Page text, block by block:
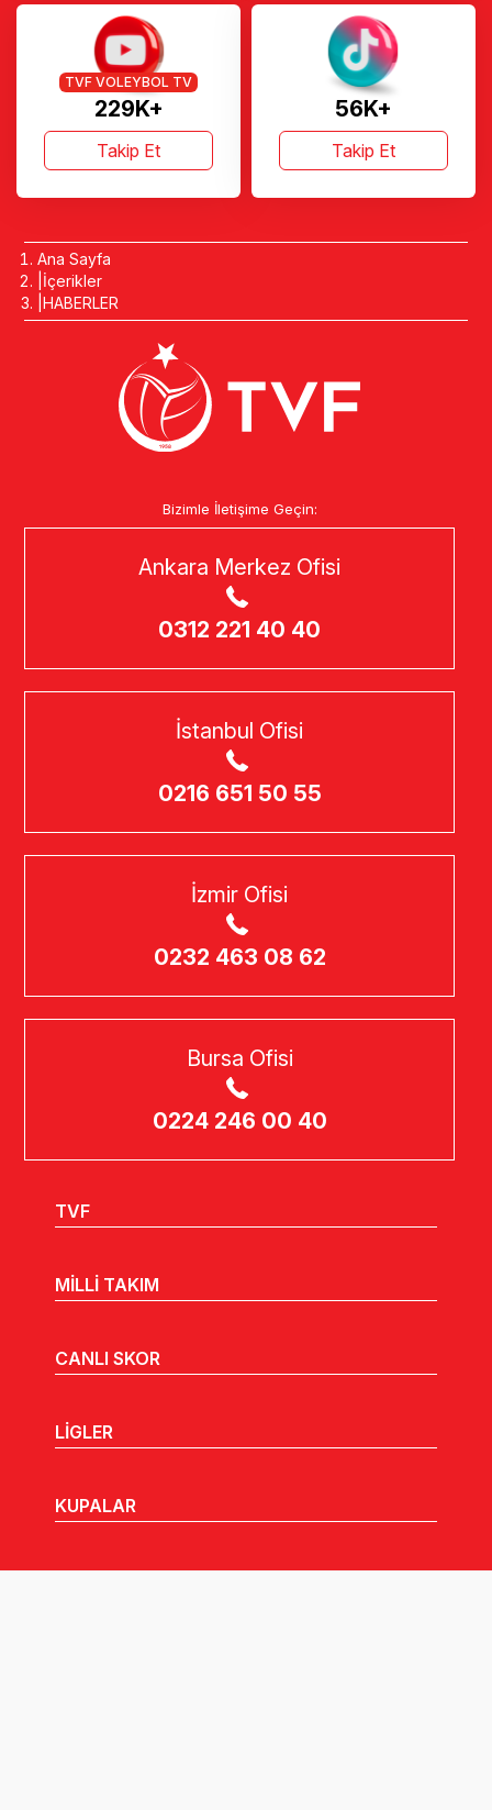
229K+
TVF VOLEYBOL TV
Takip Et
56K+
Takip Et
Ana Sayfa
İçerikler
HABERLER
Bizimle İletişime Geçin:
Ankara Merkez Ofisi
0312 221 40 40
İstanbul Ofisi
0216 651 50 55
İzmir Ofisi
0232 463 08 62
Bursa Ofisi
0224 246 00 40
TVF
MİLLİ TAKIM
CANLI SKOR
LİGLER
KUPALAR